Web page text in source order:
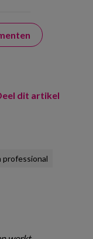
dit artikel
professional